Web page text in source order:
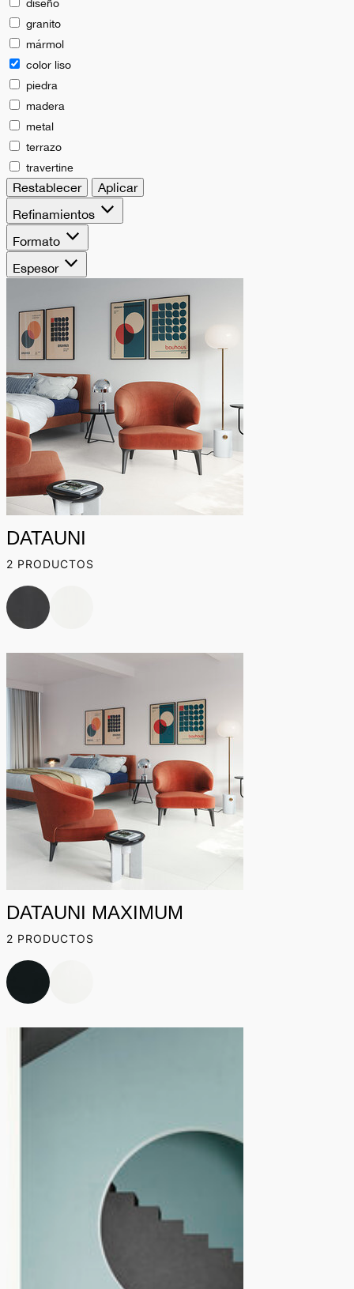
diseño
granito
mármol
color liso
piedra
madera
metal
terrazo
travertine
Restablecer
Aplicar
Refinamientos
Formato
Espesor
DATAUNI
2 PRODUCTOS
DATAUNI MAXIMUM
2 PRODUCTOS